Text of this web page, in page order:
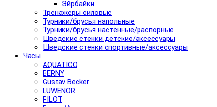
Эйрбайки
Тренажеры силовые
Турники/брусья напольные
Турники/брусья настенные/распорные
Шведские стенки детские/аксессуары
Шведские стенки спортивные/аксессуары
Часы
AQUATICO
BERNY
Gustav Becker
LUWENOR
PILOT